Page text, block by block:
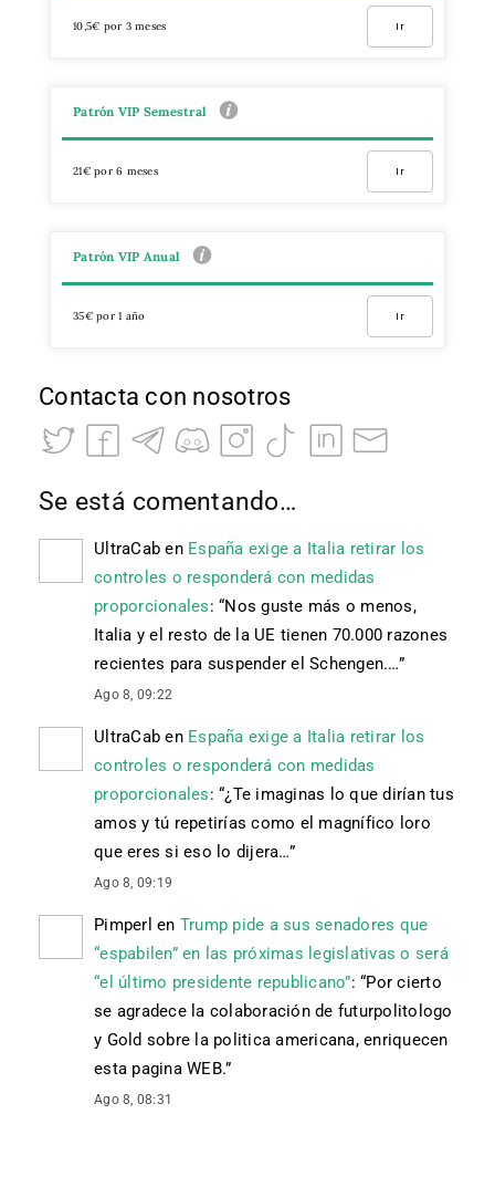
10,5€ por 3 meses Ir
Patrón VIP Semestral
21€ por 6 meses Ir
Patrón VIP Anual
35€ por 1 año Ir
Contacta con nosotros
Se está comentando…
UltraCab en España exige a Italia retirar los
controles o responderá con medidas
proporcionales: “Nos guste más o menos,
Italia y el resto de la UE tienen 70.000 razones
recientes para suspender el Schengen.…”
Ago 8, 09:22
UltraCab en España exige a Italia retirar los
controles o responderá con medidas
proporcionales: “¿Te imaginas lo que dirían tus
amos y tú repetirías como el magnífico loro
que eres si eso lo dijera…”
Ago 8, 09:19
Pimperl en Trump pide a sus senadores que
“espabilen” en las próximas legislativas o será
“el último presidente republicano”: “Por cierto
se agradece la colaboración de futurpolitologo
y Gold sobre la politica americana, enriquecen
esta pagina WEB.”
Ago 8, 08:31